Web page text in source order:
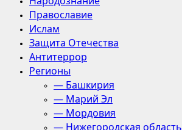
Православие
Ислам
Защита Отечества
Антитеррор
Регионы
— Башкирия
— Марий Эл
— Мордовия
— Нижегородская область